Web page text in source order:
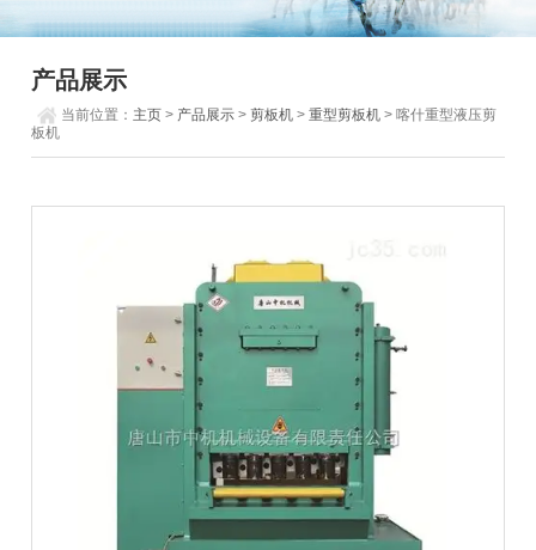
产品展示
当前位置： 主页 > 产品展示 >剪板机 >重型剪板机 > 喀什重型液压剪
板机